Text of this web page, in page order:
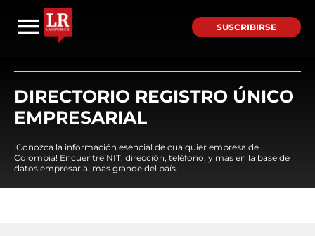
SUSCRIBIRSE
DIRECTORIO REGISTRO ÚNICO
EMPRESARIAL
¡Conozca la información esencial de cualquier empresa de
Colombia! Encuentre NIT, dirección, teléfono, y mas en la base de
datos empresarial mas grande del país.